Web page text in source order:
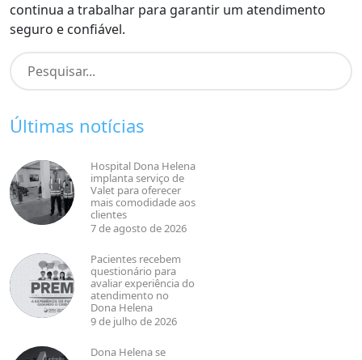
continua a trabalhar para garantir um atendimento
seguro e confiável.
Últimas notícias
Hospital Dona Helena
implanta serviço de
Valet para oferecer
mais comodidade aos
clientes
7 de agosto de 2026
Pacientes recebem
questionário para
avaliar experiência do
atendimento no
Dona Helena
9 de julho de 2026
Dona Helena se